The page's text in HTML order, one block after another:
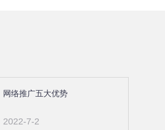
网络推广五大优势
2022-7-2